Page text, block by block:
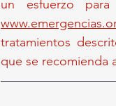
tratamientos
que se recomienda